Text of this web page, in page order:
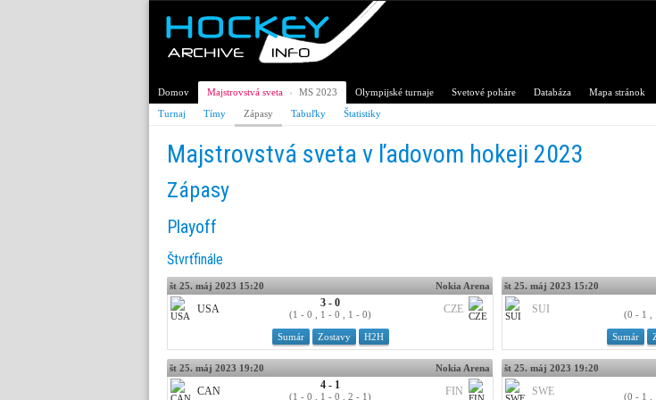
Domov Majstrovstvá sveta › MS 2023 Olympijské turnaje Svetové poháre Databáza
Mapa stránok
Turnaj
Tímy Zápasy Tabuľky Štatistiky
Majstrovstvá sveta v ľadovom hokeji 2023
Zápasy
Playoff
Štvrťfinále
št 25. máj 2023 15:20 Nokia Arena
Sumár Zostavy H2H
USA 3 - 0
(1 - 0 , 1 - 0 , 1 - 0) CZE
št 25. máj 2023 15:20
Sumár
SUI (0 - 1 ,
št 25. máj 2023 19:20 Nokia Arena
CAN 4 - 1
(1 - 0 , 1 - 0 , 2 - 1) FIN
št 25. máj 2023 19:20
SWE (0 - 1 ,